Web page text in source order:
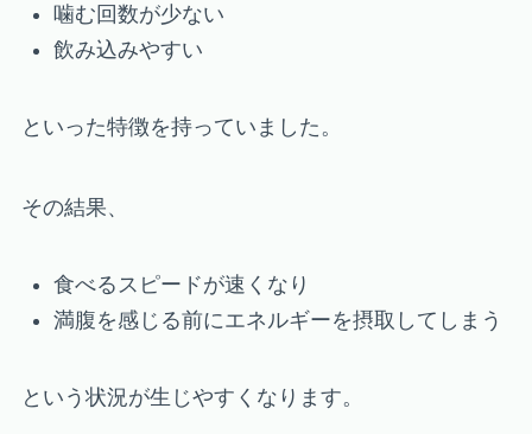
噛む回数が少ない
飲み込みやすい
といった特徴を持っていました。
その結果、
食べるスピードが速くなり
満腹を感じる前にエネルギーを摂取してしまう
という状況が生じやすくなります。